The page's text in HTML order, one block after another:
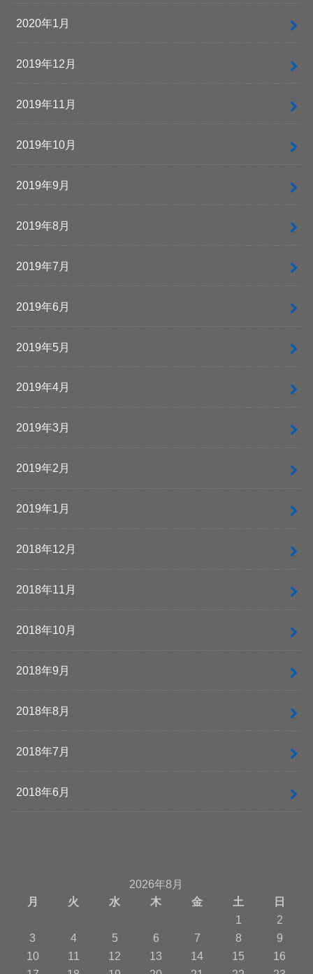
2020年1月
2019年12月
2019年11月
2019年10月
2019年9月
2019年8月
2019年7月
2019年6月
2019年5月
2019年4月
2019年3月
2019年2月
2019年1月
2018年12月
2018年11月
2018年10月
2018年9月
2018年8月
2018年7月
2018年6月
2026年8月
月
火 水 木 金 土
日
1
2
3
4 5 6 7 8
9
10
11 12 13 14 15
16